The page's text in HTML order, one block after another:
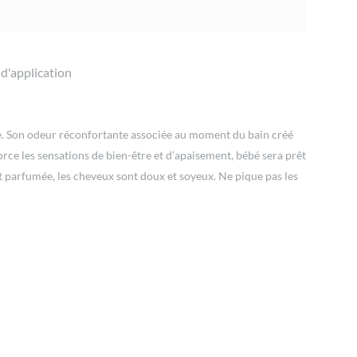
Son odeur réconfortante associée au moment du bain créé
les sensations de bien-être et d’apaisement, bébé sera prêt
les cheveux sont doux et soyeux. Ne pique pas les